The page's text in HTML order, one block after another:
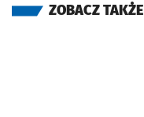
ZOBACZ TAKŻE